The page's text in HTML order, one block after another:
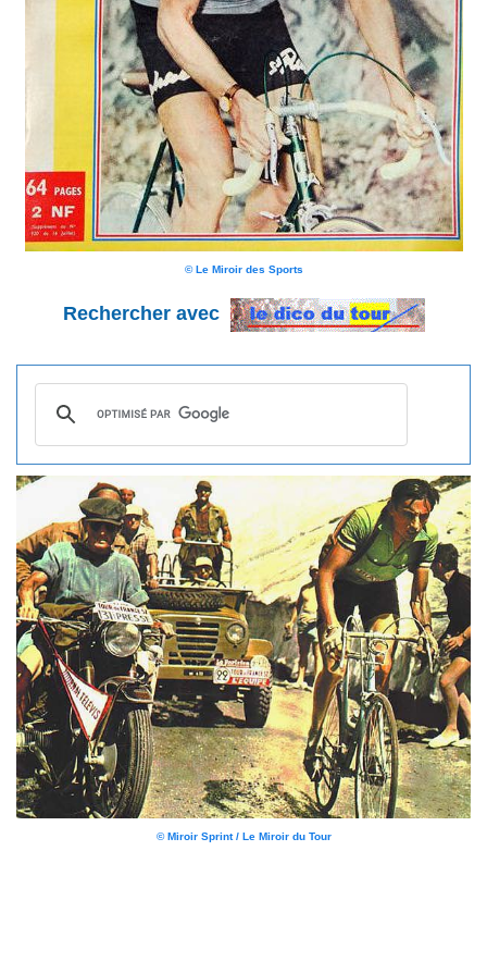
© Le Miroir des Sports
Rechercher avec
© Miroir Sprint / Le Miroir du Tour